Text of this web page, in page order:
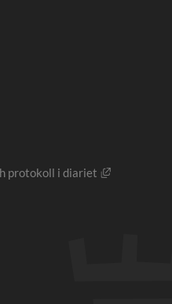
öppnas i nytt fönster.
protokoll i diariet
Länk till